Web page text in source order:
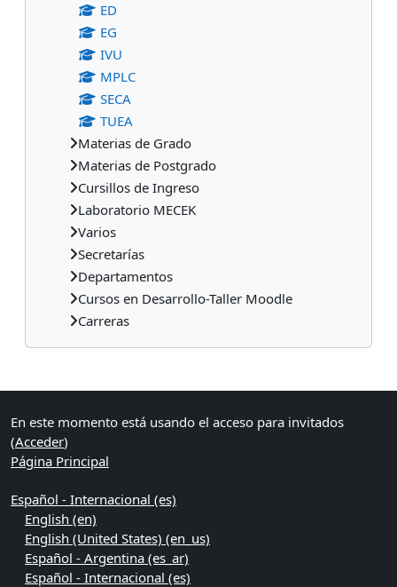
ED
EG
IVU
MPLC
SECA
TUEA
Materias de Grado
Materias de Postgrado
Cursillos de Ingreso
Laboratorio MECEK
Varios
Secretarías
Departamentos
Cursos en Desarrollo-Taller Moodle
Carreras
Bloques suplementarios
En este momento está usando el acceso para invitados
(Acceder)
Página Principal
Español - Internacional ‎(es)‎
English ‎(en)‎
English (United States) ‎(en_us)‎
Español - Argentina ‎(es_ar)‎
Español - Internacional ‎(es)‎